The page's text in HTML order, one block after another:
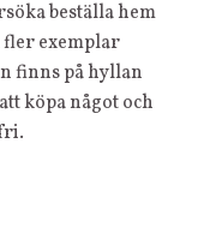
beställa hem
fler exemplar
finns på hyllan
köpa något och